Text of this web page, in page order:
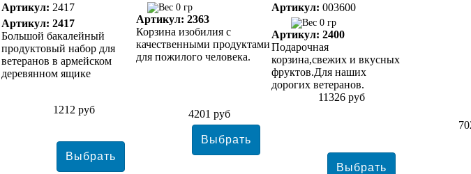
1212 руб
Артикул: 2417
Артикул: 2417
Большой бакалейный
продуктовый набор для
ветеранов в армейском
деревянном ящике
4201 руб
0 гр
Артикул: 2363
Корзина изобилия с
качественными продуктами
для пожилого человека.
11326 руб
Артикул: 003600
0 гр
Артикул: 2400
Подарочная
корзина,свежих и вкусных
фруктов.Для наших
дорогих ветеранов.